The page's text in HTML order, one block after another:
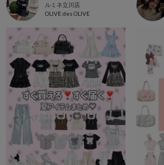
ルミネ立川店
OLIVE des OLIVE